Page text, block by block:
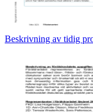
Beskrivning av tidig